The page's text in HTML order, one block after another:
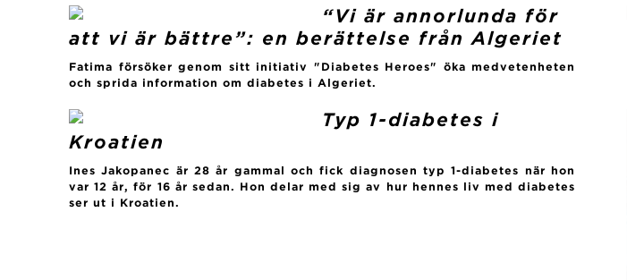
“Vi är annorlunda för
att vi är bättre”: en berättelse från Algeriet
Fatima försöker genom sitt initiativ "Diabetes Heroes" öka medvetenheten
och sprida information om diabetes i Algeriet.
Typ 1-diabetes i
Kroatien
Ines Jakopanec är 28 år gammal och fick diagnosen typ 1-diabetes när hon
var 12 år, för 16 år sedan. Hon delar med sig av hur hennes liv med diabetes
ser ut i Kroatien.